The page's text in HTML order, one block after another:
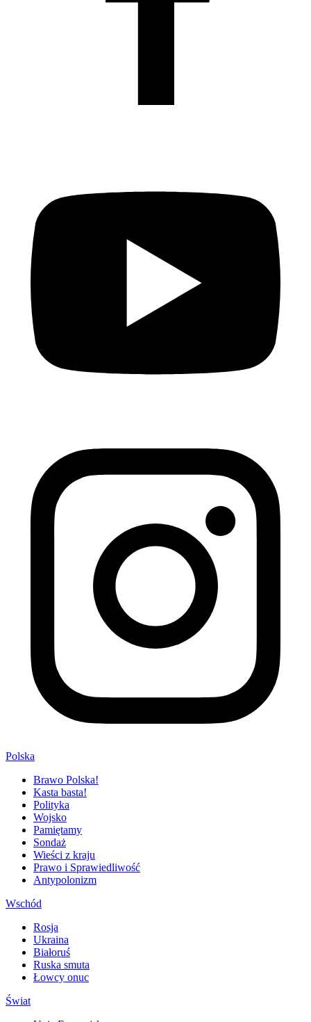
Polska
Brawo Polska!
Kasta basta!
Polityka
Wojsko
Pamiętamy
Sondaż
Wieści z kraju
Prawo i Sprawiedliwość
Antypolonizm
Wschód
Rosja
Ukraina
Białoruś
Ruska smuta
Łowcy onuc
Świat